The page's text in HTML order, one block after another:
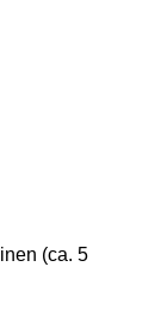
(ca. 5